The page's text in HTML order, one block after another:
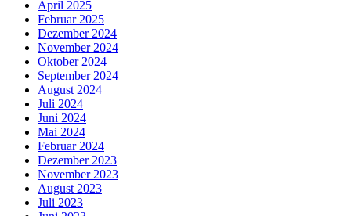
April 2025
Februar 2025
Dezember 2024
November 2024
Oktober 2024
September 2024
August 2024
Juli 2024
Juni 2024
Mai 2024
Februar 2024
Dezember 2023
November 2023
August 2023
Juli 2023